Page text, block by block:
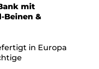
mit
Beinen &
in Europa